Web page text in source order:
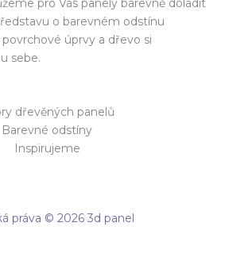
pro Vás panely barevně doladit
o barevném odstínu
úprvy a dřevo si
sebe.
dřevěných panelů
Barevné odstíny
Inspirujeme
práva © 2026 3d panel